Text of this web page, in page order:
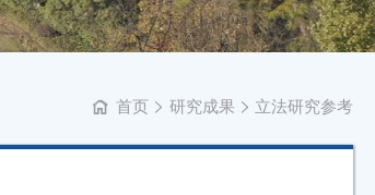
首页 研究成果 立法研究参考